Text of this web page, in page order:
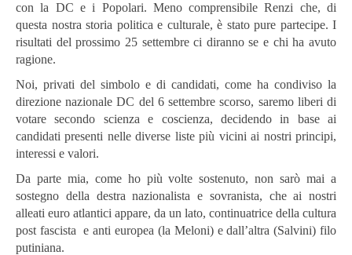
con la DC e i Popolari. Meno comprensibile Renzi che, di
questa nostra storia politica e culturale, è stato pure partecipe. I
risultati del prossimo 25 settembre ci diranno se e chi ha avuto
ragione.
Noi, privati del simbolo e di candidati, come ha condiviso la
direzione nazionale DC del 6 settembre scorso, saremo liberi di
votare secondo scienza e coscienza, decidendo in base ai
candidati presenti nelle diverse liste più vicini ai nostri principi,
interessi e valori.
Da parte mia, come ho più volte sostenuto, non sarò mai a
sostegno della destra nazionalista e sovranista, che ai nostri
alleati euro atlantici appare, da un lato, continuatrice della cultura
post fascista e anti europea (la Meloni) e dall’altra (Salvini) filo
putiniana.